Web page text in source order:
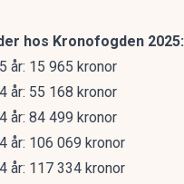
hos Kronofogden 2025:
år: 15 965 kronor
år: 55 168 kronor
år: 84 499 kronor
år: 106 069 kronor
år: 117 334 kronor